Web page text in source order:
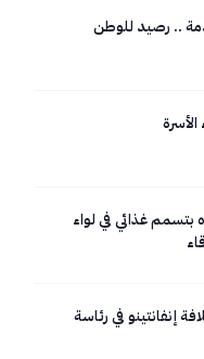
والآن، سيُضاف اسمه إلى أسماء
.. رصيد للوطن
بتسمم غذائي في لواء
إنفانتينو في رئاسة